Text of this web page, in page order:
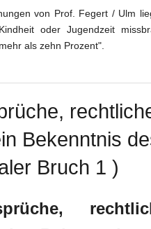
von Prof. Fegert / Ulm
oder Jugendzeit
als zehn Prozent".
Bekenntnis
Bruch 1 )